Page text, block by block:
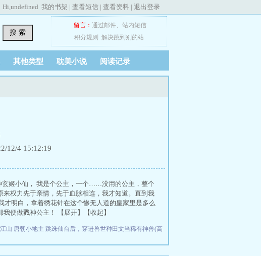
Hi,undefined 我的书架 | 查看短信 | 查看资料 | 退出登录
搜 索
留言： 通过邮件、 站内短信
积分规则
解决跳到别的站
其他类型 耽美小说 阅读记录
12/4 15:12:19
玄姬小仙， 我是个公主，一个……没用的公主，整个
权力先于亲情，先于血脉相连，我才知道。直到我
才明白，拿着绣花针在这个惨无人道的皇家里是多么
便做戮神公主！ 【展开】【收起】
山 唐朝小地主 跳诛仙台后，穿进兽世种田文当稀有神兽(高